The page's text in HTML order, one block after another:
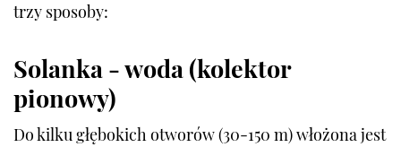
trzy sposoby:
Solanka - woda (kolektor
pionowy)
Do kilku głębokich otworów (30-150 m) włożona jest